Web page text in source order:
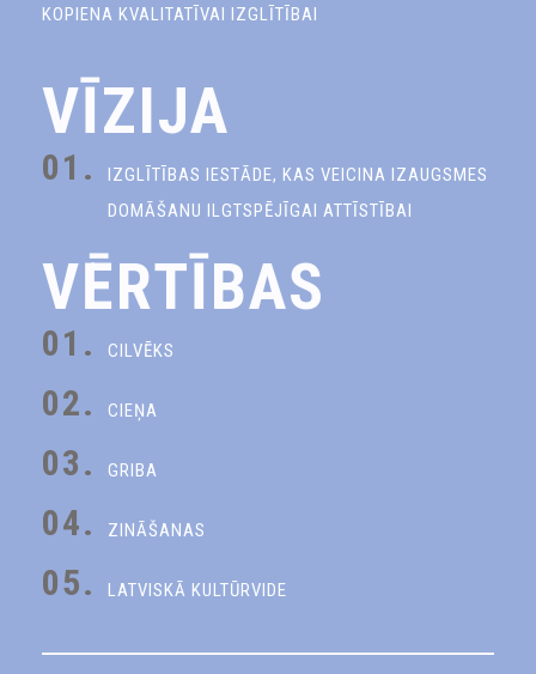
KOPIENA KVALITATĪVAI IZGLĪTĪBAI
VĪZIJA
01.
IZGLĪTĪBAS IESTĀDE, KAS VEICINA IZAUGSMES
DOMĀŠANU ILGTSPĒJĪGAI ATTĪSTĪBAI
VĒRTĪBAS
01. CILVĒKS
02. CIEŅA
03. GRIBA
04. ZINĀŠANAS
05. LATVISKĀ KULTŪRVIDE